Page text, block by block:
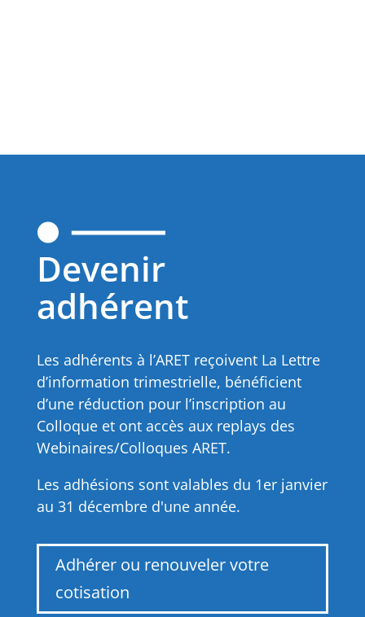
Devenir
adhérent
Les adhérents à l’ARET reçoivent La Lettre
d’information trimestrielle, bénéficient
d’une réduction pour l’inscription au
Colloque et ont accès aux replays des
Webinaires/Colloques ARET.
Les adhésions sont valables du 1er janvier
au 31 décembre d'une année.
Adhérer ou renouveler votre
cotisation